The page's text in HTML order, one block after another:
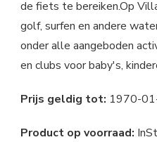
de fiets te bereiken.Op
golf, surfen en andere
onder alle aangeboden
en clubs voor baby's,
Prijs geldig tot: 1970-
Product op voorraad: